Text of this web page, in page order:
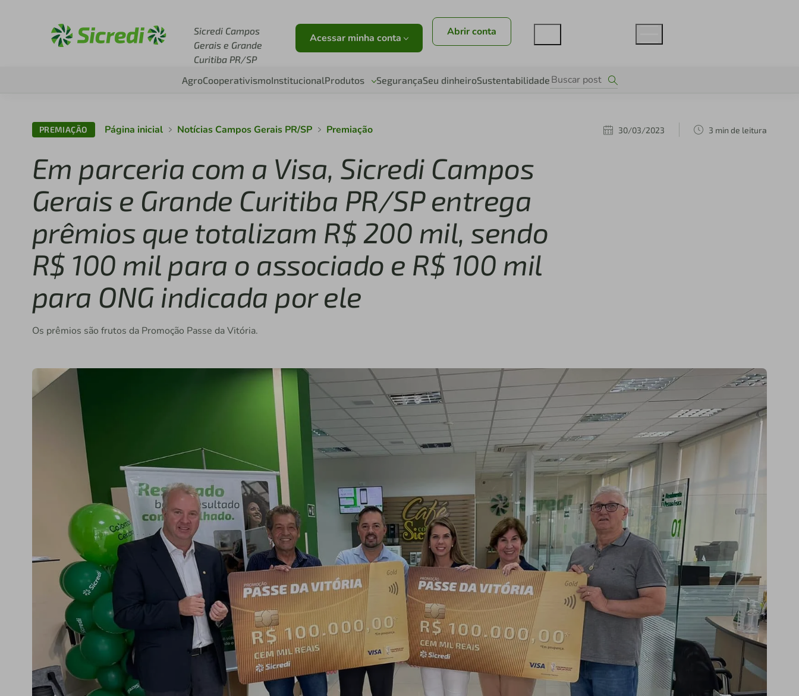
Sicredi Campos
Gerais e Grande
Curitiba PR/SP
Acessar minha conta Abrir conta
AgroCooperativismoInstitucionalProdutos SegurançaSeu dinheiroSustentabilidade
PREMIAÇÃO Página inicial Notícias Campos Gerais PR/SP Premiação 30/03/2023 3 min de leitura
Em parceria com a Visa, Sicredi Campos
Gerais e Grande Curitiba PR/SP entrega
prêmios que totalizam R$ 200 mil, sendo
R$ 100 mil para o associado e R$ 100 mil
para ONG indicada por ele
Os prêmios são frutos da Promoção Passe da Vitória.